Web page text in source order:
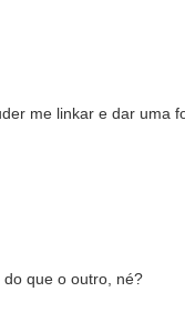
me linkar e dar uma
que o outro, né?